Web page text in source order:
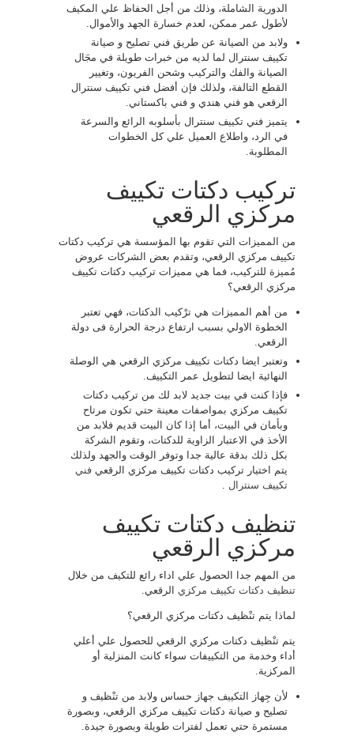
الدورية الشاملة، وذلك من أجل الحفاظ علي المكيف
لأطول عمر ممكن، لعدم خسارة الجهد والأموال.
ولابد من الصيانة عن طريق فني تصليح و صيانة
تكييف سنترال لما لديه من خبرات طويلة في مجَال
الصيانة والفك والتركيب وشحن الفريون، وتغيير
القطع التالفة، ولذلك فإن أفضل فني تكييف سنترال
الرقعي هو فني هندي و فني باكستاني.
يتميز فني تكييف سنترال بأسلوبه الرائع والسرعة
في الرد، واطلاع العميل علي كل الخطوات
المطلوبة.
تركيب دكتات تكييف
مركزي الرقعي
من المميزات التي تقوم بها المؤسسة هي تركيب دكتات
تكييف مركزي الرقعي، وتقدم بعض الشركات عروض
مُميزة للتركيب، فما هي مميزات تركيب دكتات تكييف
مركزي الرقعي؟
من أهم المميزات هي ترْكيب الدكتات، فهي تعتبر
الخطوة الاولي بسبب ارتفاع درجة الحرارة فى دولة
الرقعي.
وتعتبر ايضا دكتات تكييف مركزي الرقعي هي الوصلة
النهائية ايضا لتطويل عمر التكييف.
فإذا كنت في بيت جديد لابد لك من تركيب دكتات
تكييف مركزي بمواصفات معينة حتي تكون مرتاح
وبأمان في البيت، أما إذا كان البيت قديم فلابد من
الأخذ في الاعتبار الزاوية للدكتات، وتقوم الشركة
بكل ذلك بدقة عالية جدا وتوفر الوقت والجهد ولذلك
يتم اختيار تركيب دكتات تكييف مركزي الرقعي فني
تكييف سنترال
تنظيف دكتات تكييف
مركزي الرقعي
من المهم جدا الحصول علي اداء رائع للتكيف من خلال
تنظيف دكتات تكييف مركزي الرقعي.
لماذا يتم تنْظيف دكتات مركزي الرقعي؟
يتم تنْظيف دكتات مركزي الرقعي للحصول علي أعلي
أداء وخدمة من التكييفات سواء كانت المنزلية أو
المركزية.
لأن جِهاز التكييف جهاز حساس ولابد من تنْظيف و
تصليح و صيانة دكتات تكييف مركزي الرقعي، وبصورة
مستمرة حتي تعمل لفترات طويلة وبصورة جيدة.